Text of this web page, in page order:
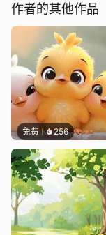
作者的其他作品
免费 256